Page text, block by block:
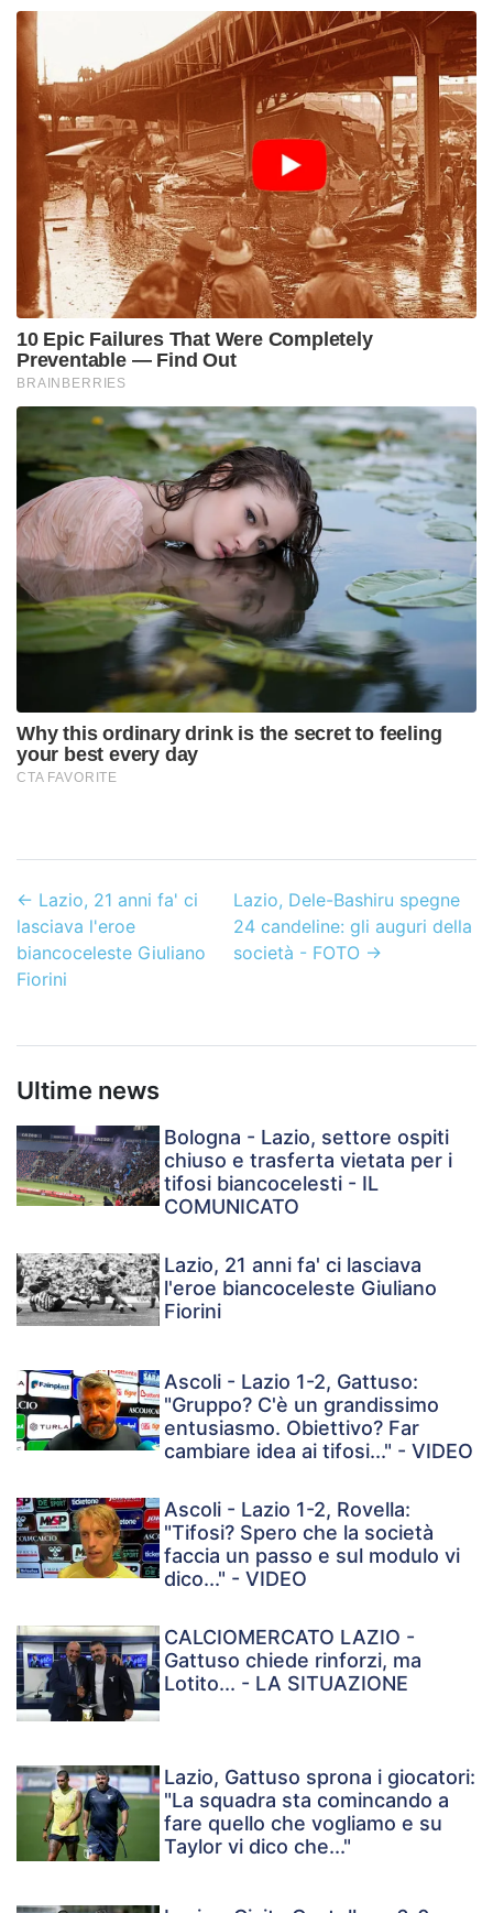
← Lazio, 21 anni fa' ci
lasciava l'eroe
biancoceleste Giuliano
Fiorini
Lazio, Dele-Bashiru spegne
24 candeline: gli auguri della
società - FOTO→
Ultime news
Bologna - Lazio, settore ospiti
chiuso e trasferta vietata per i
tifosi biancocelesti - IL
COMUNICATO
Lazio, 21 anni fa' ci lasciava
l'eroe biancoceleste Giuliano
Fiorini
Ascoli - Lazio 1-2, Gattuso:
"Gruppo? C'è un grandissimo
entusiasmo. Obiettivo? Far
cambiare idea ai tifosi..." - VIDEO
Ascoli - Lazio 1-2, Rovella:
"Tifosi? Spero che la società
faccia un passo e sul modulo vi
dico..." - VIDEO
CALCIOMERCATO LAZIO -
Gattuso chiede rinforzi, ma
Lotito... - LA SITUAZIONE
Lazio, Gattuso sprona i giocatori:
"La squadra sta comincando a
fare quello che vogliamo e su
Taylor vi dico che..."